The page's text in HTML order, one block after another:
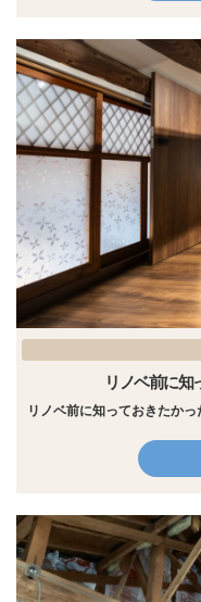
リノベ前に知
リノベ前に知っておきたかっ